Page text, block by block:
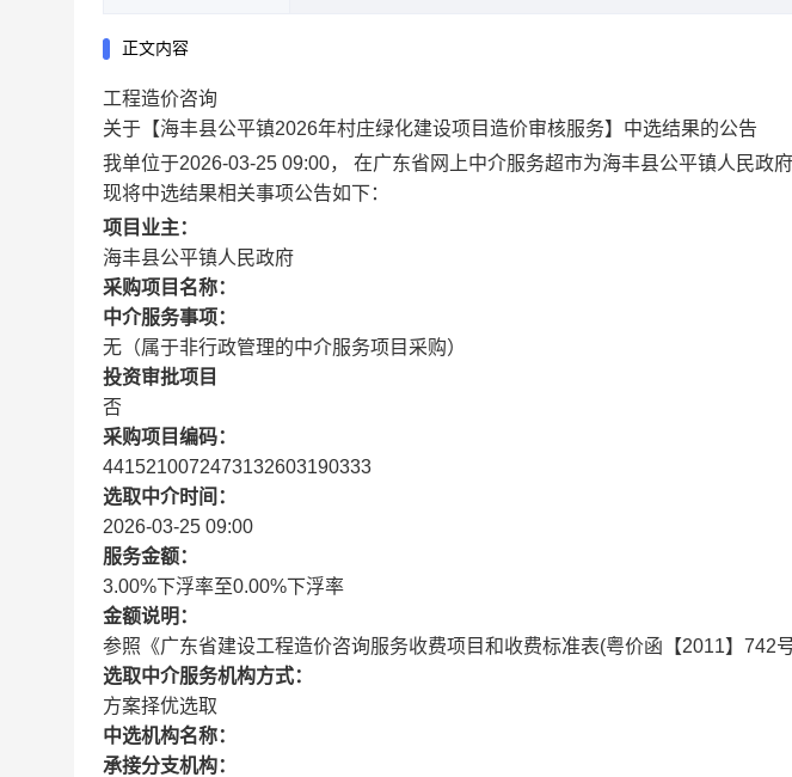
正文内容
工程造价咨询
关于【海丰县公平镇2026年村庄绿化建设项目造价审核服务】中选结果的公告
我单位于2026-03-25 09:00， 在广东省网上中介服务超市为海丰县公平镇人民政
现将中选结果相关事项公告如下：
项目业主：
海丰县公平镇人民政府
采购项目名称：
中介服务事项：
无（属于非行政管理的中介服务项目采购）
投资审批项目
否
采购项目编码：
4415210072473132603190333
选取中介时间：
2026-03-25 09:00
服务金额：
3.00%下浮率至0.00%下浮率
金额说明：
参照《广东省建设工程造价咨询服务收费项目和收费标准表(粤价函【2011】742号
选取中介服务机构方式：
方案择优选取
中选机构名称：
承接分支机构：